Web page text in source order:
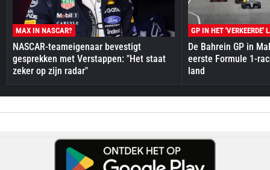
MAX IN NASCAR?
NASCAR-teameigenaar bevestigt
gesprekken met Verstappen: "Het staat
zeker op zijn radar"
GP IN HET 'VERKEERDE'
De Bahrein GP in
eerste Formule 1-
land